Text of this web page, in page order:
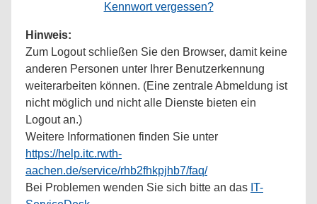
Kennwort vergessen?
Hinweis:
Zum Logout schließen Sie den Browser, damit keine
anderen Personen unter Ihrer Benutzerkennung
weiterarbeiten können. (Eine zentrale Abmeldung ist
nicht möglich und nicht alle Dienste bieten ein
Logout an.)
Weitere Informationen finden Sie unter
https://help.itc.rwth-
aachen.de/service/rhb2fhkpjhb7/faq/
Bei Problemen wenden Sie sich bitte an das IT-